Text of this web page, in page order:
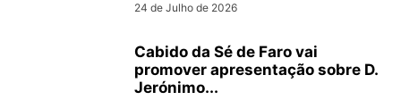
24 de Julho de 2026
Cabido da Sé de Faro vai
promover apresentação sobre D.
Jerónimo...